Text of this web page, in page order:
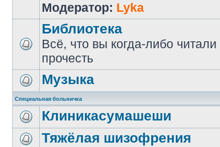
Модератор: Lyka
Библиотека
Всё, что вы когда-либо
прочесть
Музыка
Специальная больничка
Клиникасумашеши
Тяжёлая шизофрения